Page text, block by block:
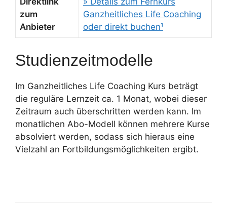
zum
Anbieter
Ganzheitliches Life Coaching
oder direkt buchen¹
Studienzeitmodelle
Im Ganzheitliches Life Coaching Kurs beträgt
die reguläre Lernzeit ca. 1 Monat, wobei dieser
Zeitraum auch überschritten werden kann. Im
monatlichen Abo-Modell können mehrere Kurse
absolviert werden, sodass sich hieraus eine
Vielzahl an Fortbildungsmöglichkeiten ergibt.